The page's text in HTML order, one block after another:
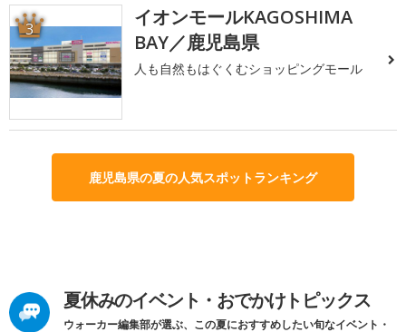
3
イオンモールKAGOSHIMA
BAY／鹿児島県
人も自然もはぐくむショッピングモール
鹿児島県の夏の人気スポットランキング
夏休みのイベント・おでかけトピックス
ウォーカー編集部が選ぶ、この夏におすすめしたい旬なイベント・